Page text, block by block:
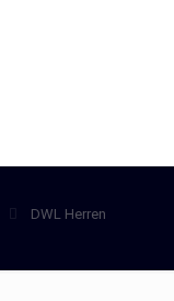
DWL Herren